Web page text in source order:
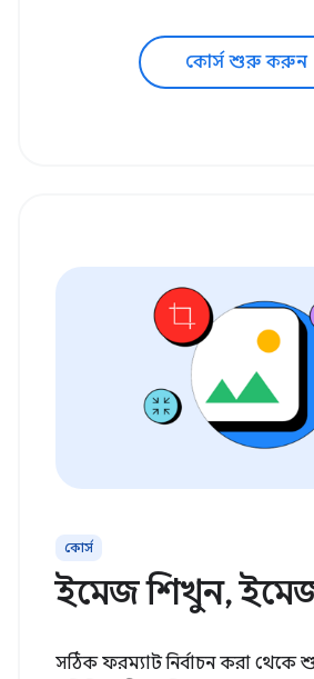
কোর্স শুরু করুন
কোর্স
ইমেজ শিখুন,
সঠিক ফরম্যাট নির্বাচন করা থেকে